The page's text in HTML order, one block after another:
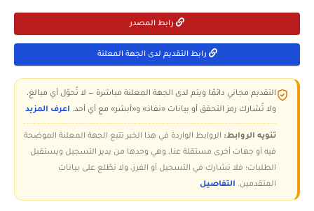
رابط المصدر
رابط التقديم لدى الجهة المعلنة
التقديم مجاني دائمًا ويتم لدى الجهة المعلنة مباشرة — لا تُحوّل أي مبالغ،
ولا تُشارك رمز التحقق أو بيانات «نفاذ» و«أبشر» مع أي أحد. اعرف المزيد
تنويه الروابط: الروابط الواردة في هذا الخبر تتبع الجهة المعلنة الموضحة
فيه أو جهات أخرى مستقلة عنا، وهي وحدها من يدير التسجيل ويستقبل
الطلبات؛ فلا نشارك في التسجيل أو الفرز، ولا نطّلع على بيانات
المتقدمين. التفاصيل